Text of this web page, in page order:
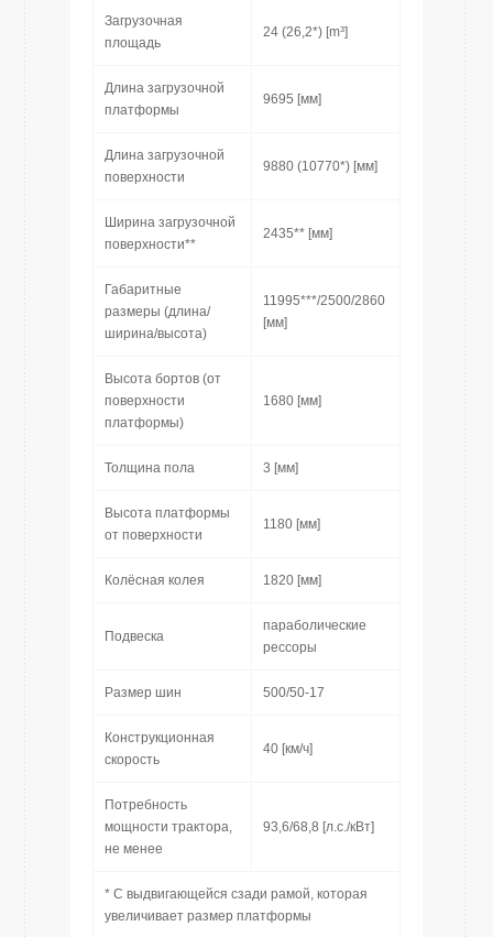
Загрузочная
площадь
24 (26,2*) [m³]
Длина загрузочной
платформы
9695 [мм]
Длина загрузочной
поверхности
9880 (10770*) [мм]
Ширина загрузочной
поверхности**
2435** [мм]
Габаритные
размеры (длина/
ширина/высота)
11995***/2500/2860
[мм]
Высота бортов (от
поверхности
платформы)
1680 [мм]
Толщина пола 3 [мм]
Высота платформы
от поверхности
1180 [мм]
Колёсная колея 1820 [мм]
Подвеска
параболические
рессоры
Размер шин 500/50-17
Конструкционная
скорость
40 [км/ч]
Потребность
мощности трактора,
не менее
93,6/68,8 [л.с./кВт]
* С выдвигающейся сзади рамой, которая
увеличивает размер платформы